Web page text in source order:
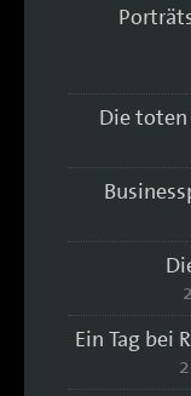
Die
Ein Tag bei